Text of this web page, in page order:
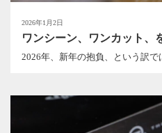
2026年1月2日
ワンシーン、ワンカット、
2026年、新年の抱負、という訳で